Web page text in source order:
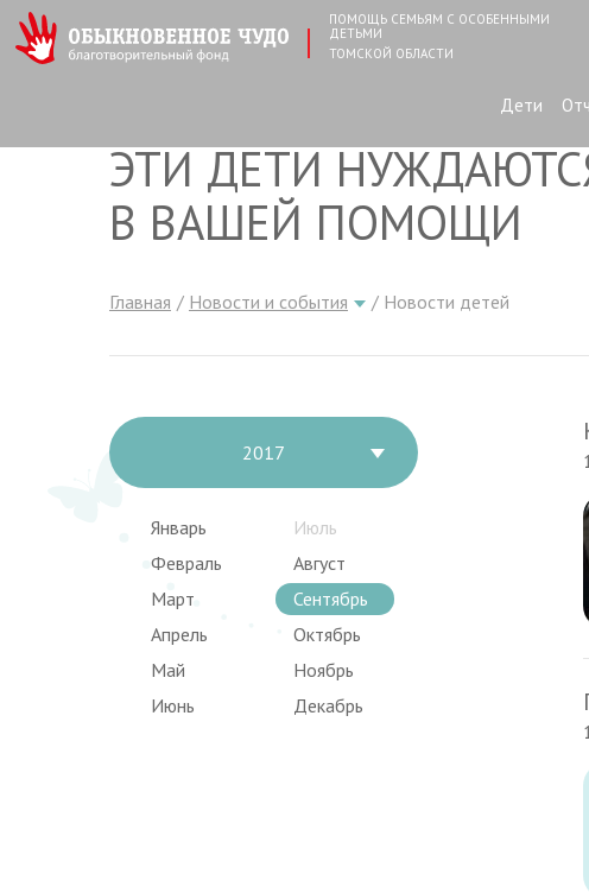
ПОМОЩЬ СЕМЬЯМ С ОСОБЕННЫМИ
ДЕТЬМИ
ТОМСКОЙ ОБЛАСТИ
Дети
ЭТИ ДЕТИ
В ВАШЕЙ ПОМОЩИ
Главная Новости и события Новости детей
2017
Январь
Февраль
Март
Апрель
Май
Июнь
Июль
Август
Сентябрь
Октябрь
Ноябрь
Декабрь